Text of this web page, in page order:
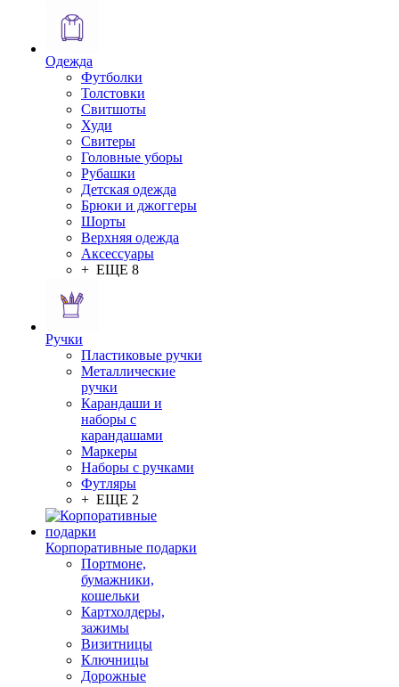
Одежда
Футболки
Толстовки
Свитшоты
Худи
Свитеры
Головные уборы
Рубашки
Детская одежда
Брюки и джоггеры
Шорты
Верхняя одежда
Аксессуары
+ ЕЩЕ 8
Ручки
Пластиковые ручки
Металлические
ручки
Карандаши и
наборы с
карандашами
Маркеры
Наборы с ручками
Футляры
+ ЕЩЕ 2
Корпоративные подарки
Портмоне,
бумажники,
кошельки
Картхолдеры,
зажимы
Визитницы
Ключницы
Дорожные